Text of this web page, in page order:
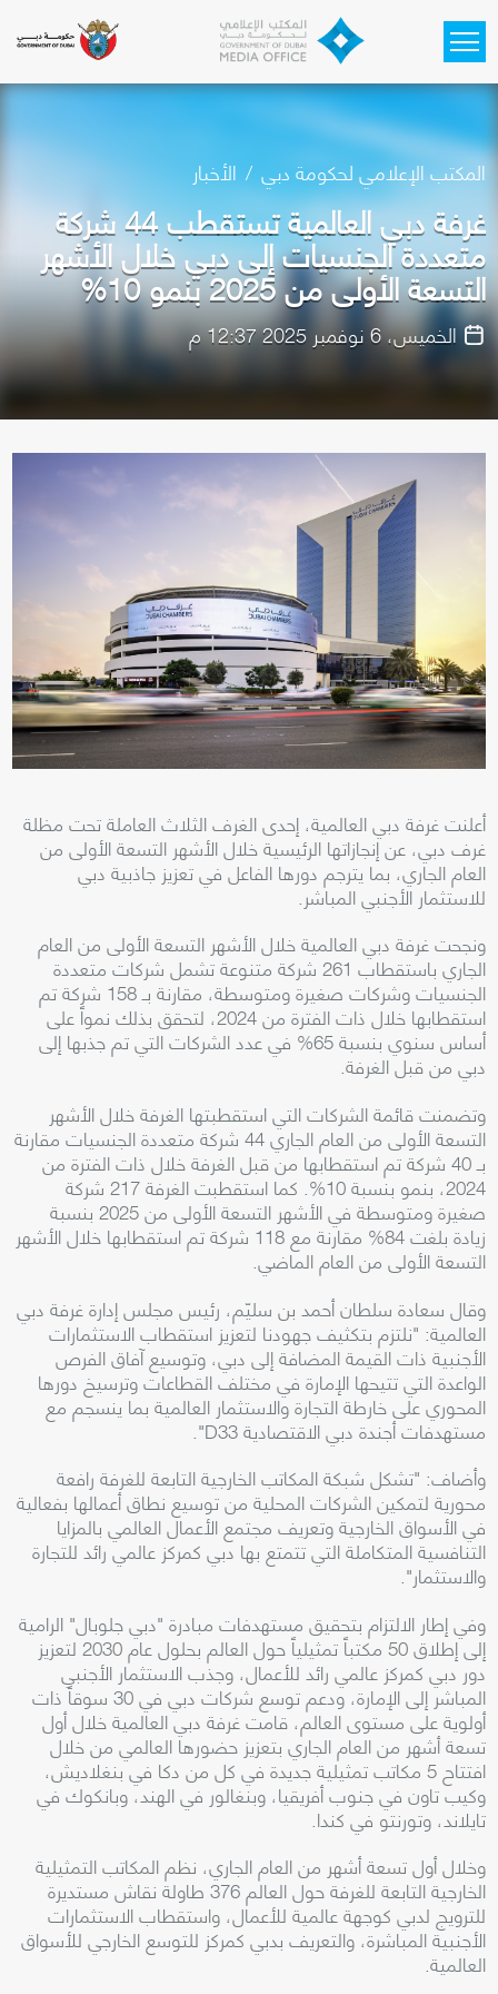
المكتب الإعلامي لحكومة دبي الأخبار
غرفة دبي العالمية تستقطب 44 شركة
متعددة الجنسيات إلى دبي خلال الأشهر
التسعة الأولى من 2025 بنمو 10%
الخميس، 6 نوفمبر 2025 12:37 م
أعلنت غرفة دبي العالمية، إحدى الغرف الثلاث العاملة تحت مظلة
غرف دبي، عن إنجازاتها الرئيسية خلال الأشهر التسعة الأولى من
العام الجاري، بما يترجم دورها الفاعل في تعزيز جاذبية دبي
للاستثمار الأجنبي المباشر.
ونجحت غرفة دبي العالمية خلال الأشهر التسعة الأولى من العام
الجاري باستقطاب 261 شركة متنوعة تشمل شركات متعددة
الجنسيات وشركات صغيرة ومتوسطة، مقارنة بـ 158 شركة تم
استقطابها خلال ذات الفترة من 2024، لتحقق بذلك نمواً على
أساس سنوي بنسبة 65% في عدد الشركات التي تم جذبها إلى
دبي من قبل الغرفة.
وتضمنت قائمة الشركات التي استقطبتها الغرفة خلال الأشهر
التسعة الأولى من العام الجاري 44 شركة متعددة الجنسيات مقارنة
بـ 40 شركة تم استقطابها من قبل الغرفة خلال ذات الفترة من
2024، بنمو بنسبة 10%. كما استقطبت الغرفة 217 شركة
صغيرة ومتوسطة في الأشهر التسعة الأولى من 2025 بنسبة
زيادة بلغت 84% مقارنة مع 118 شركة تم استقطابها خلال الأشهر
التسعة الأولى من العام الماضي.
وقال سعادة سلطان أحمد بن سليّم، رئيس مجلس إدارة غرفة دبي
العالمية: "نلتزم بتكثيف جهودنا لتعزيز استقطاب الاستثمارات
الأجنبية ذات القيمة المضافة إلى دبي، وتوسيع آفاق الفرص
الواعدة التي تتيحها الإمارة في مختلف القطاعات وترسيخ دورها
المحوري على خارطة التجارة والاستثمار العالمية بما ينسجم مع
مستهدفات أجندة دبي الاقتصادية D33".
وأضاف: "تشكل شبكة المكاتب الخارجية التابعة للغرفة رافعة
محورية لتمكين الشركات المحلية من توسيع نطاق أعمالها بفعالية
في الأسواق الخارجية وتعريف مجتمع الأعمال العالمي بالمزايا
التنافسية المتكاملة التي تتمتع بها دبي كمركز عالمي رائد للتجارة
والاستثمار".
وفي إطار الالتزام بتحقيق مستهدفات مبادرة "دبي جلوبال" الرامية
إلى إطلاق 50 مكتباً تمثيلياً حول العالم بحلول عام 2030 لتعزيز
دور دبي كمركز عالمي رائد للأعمال، وجذب الاستثمار الأجنبي
المباشر إلى الإمارة، ودعم توسع شركات دبي في 30 سوقاً ذات
أولوية على مستوى العالم، قامت غرفة دبي العالمية خلال أول
تسعة أشهر من العام الجاري بتعزيز حضورها العالمي من خلال
افتتاح 5 مكاتب تمثيلية جديدة في كل من دكا في بنغلاديش،
وكيب تاون في جنوب أفريقيا، وبنغالور في الهند، وبانكوك في
تايلاند، وتورنتو في كندا.
وخلال أول تسعة أشهر من العام الجاري، نظم المكاتب التمثيلية
الخارجية التابعة للغرفة حول العالم 376 طاولة نقاش مستديرة
للترويج لدبي كوجهة عالمية للأعمال، واستقطاب الاستثمارات
الأجنبية المباشرة، والتعريف بدبي كمركز للتوسع الخارجي للأسواق
العالمية.